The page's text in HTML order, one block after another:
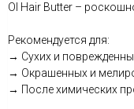
OI Hair Butter –
Рекомендуется для:
→ Сухих и
→ Окрашенных и
→ После химических